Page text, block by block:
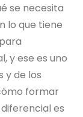
se necesita
lo que tiene
y ese es uno
y de los
formar
es